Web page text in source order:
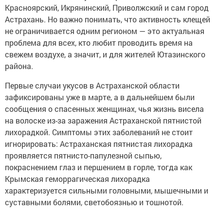
Красноярский, Икрянинский, Приволжский и сам город
Астрахань. Но важно понимать, что активность клещей
не ограничивается одним регионом — это актуальная
проблема для всех, кто любит проводить время на
свежем воздухе, а значит, и для жителей Ютазинского
района.
Первые случаи укусов в Астраханской области
зафиксированы уже в марте, а в дальнейшем были
сообщения о спасенных женщинах, чья жизнь висела
на волоске из-за заражения Астраханской пятнистой
лихорадкой. Симптомы этих заболеваний не стоит
игнорировать: Астраханская пятнистая лихорадка
проявляется пятнисто-папулезной сыпью,
покраснением глаз и першением в горле, тогда как
Крымская геморрагическая лихорадка
характеризуется сильными головными, мышечными и
суставными болями, светобоязнью и тошнотой.